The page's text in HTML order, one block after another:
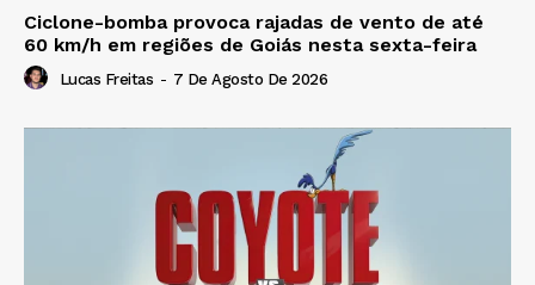
Ciclone-bomba provoca rajadas de vento de até
60 km/h em regiões de Goiás nesta sexta-feira
Lucas Freitas - 7 De Agosto De 2026